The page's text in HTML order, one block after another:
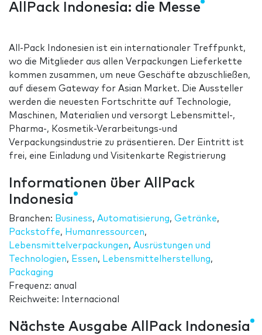
AllPack Indonesia: die Messe
All-Pack Indonesien ist ein internationaler Treffpunkt,
wo die Mitglieder aus allen Verpackungen Lieferkette
kommen zusammen, um neue Geschäfte abzuschließen,
auf diesem Gateway for Asian Market. Die Aussteller
werden die neuesten Fortschritte auf Technologie,
Maschinen, Materialien und versorgt Lebensmittel-,
Pharma-, Kosmetik-Verarbeitungs-und
Verpackungsindustrie zu präsentieren. Der Eintritt ist
frei, eine Einladung und Visitenkarte Registrierung
Informationen über AllPack
Indonesia
Branchen: Business, Automatisierung, Getränke,
Packstoffe, Humanressourcen,
Lebensmittelverpackungen, Ausrüstungen und
Technologien, Essen, Lebensmittelherstellung,
Packaging
Frequenz: anual
Reichweite: Internacional
Nächste Ausgabe AllPack Indonesia